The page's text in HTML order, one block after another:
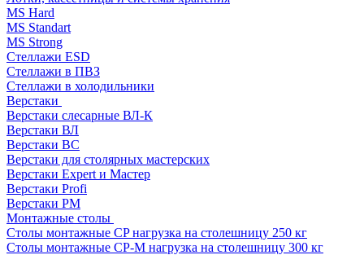
MS Hard
MS Standart
MS Strong
Стеллажи ESD
Стеллажи в ПВЗ
Стеллажи в холодильники
Верстаки
Верстаки слесарные ВЛ-К
Верстаки ВЛ
Верстаки ВС
Верстаки для столярных мастерских
Верстаки Expert и Мастер
Верстаки Profi
Верстаки РМ
Монтажные столы
Столы монтажные СP нагрузка на столешницу 250 кг
Столы монтажные СР-М нагрузка на столешницу 300 кг